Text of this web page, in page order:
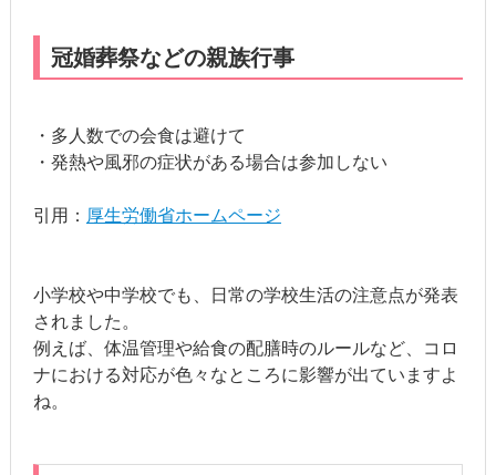
冠婚葬祭などの親族行事
・多人数での会食は避けて
・発熱や風邪の症状がある場合は参加しない
引用： 厚生労働省ホームページ
小学校や中学校でも、日常の学校生活の注意点が発表
されました。
例えば、体温管理や給食の配膳時のルールなど、コロ
ナにおける対応が色々なところに影響が出ていますよ
ね。